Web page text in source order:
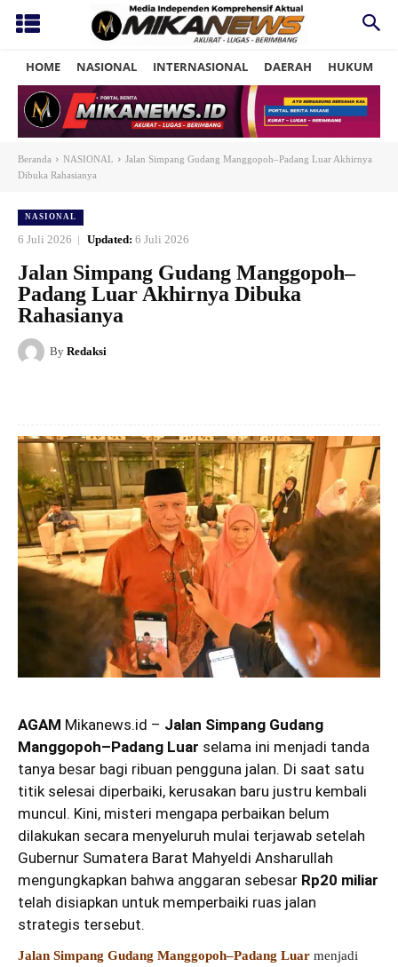
HOME NASIONAL INTERNASIONAL DAERAH HUKUM
Beranda NASIONAL
Jalan Simpang Gudang Manggopoh–Padang Luar Akhirnya
Dibuka Rahasianya
NASIONAL
6 Juli 2026 Updated: 6 Juli 2026
Jalan Simpang Gudang Manggopoh–
Padang Luar Akhirnya Dibuka
Rahasianya
By Redaksi
AGAM Mikanews.id – Jalan Simpang Gudang
Manggopoh–Padang Luar selama ini menjadi tanda
tanya besar bagi ribuan pengguna jalan. Di saat satu
titik selesai diperbaiki, kerusakan baru justru kembali
muncul. Kini, misteri mengapa perbaikan belum
dilakukan secara menyeluruh mulai terjawab setelah
Gubernur Sumatera Barat Mahyeldi Ansharullah
mengungkapkan bahwa anggaran sebesar Rp20 miliar
telah disiapkan untuk memperbaiki ruas jalan
strategis tersebut.
Jalan Simpang Gudang Manggopoh–Padang Luar menjadi